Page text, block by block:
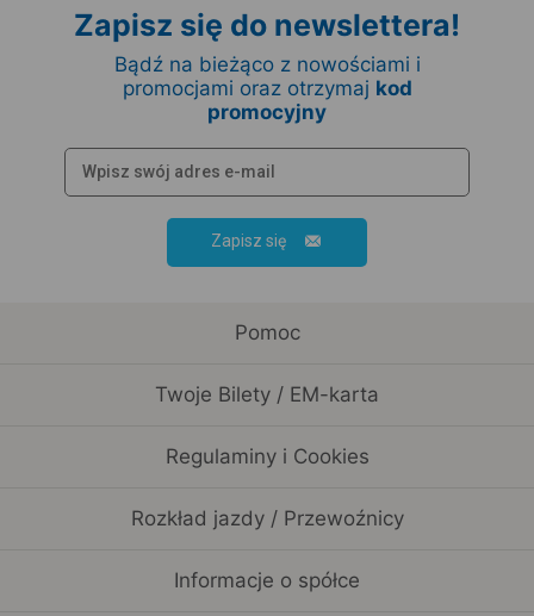
Zapisz się do newslettera!
Bądź na bieżąco z nowościami i
promocjami oraz otrzymaj kod
promocyjny
Zapisz się
Pomoc
Twoje Bilety / EM-karta
Regulaminy i Cookies
Rozkład jazdy / Przewoźnicy
Informacje o spółce